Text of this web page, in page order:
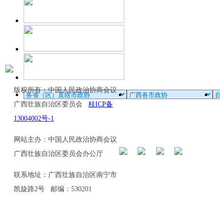
版权所有：中国人民政治协商会议
广西壮族自治区委员会 桂ICP备
13004002号-1
网站主办：中国人民政治协商会议
广西壮族自治区委员会办公厅
联系地址：广西壮族自治区南宁市
凯旋路2号 邮编：530201